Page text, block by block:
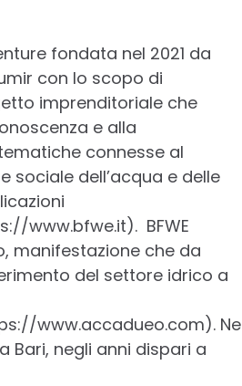
fondata nel 2021 da
con lo scopo di
imprenditoriale che
e alla
connesse al
sociale dell’acqua e delle
www.bfwe.it). BFWE
manifestazione che da
del settore idrico a
www.accadueo.com).
Bari, negli anni dispari a